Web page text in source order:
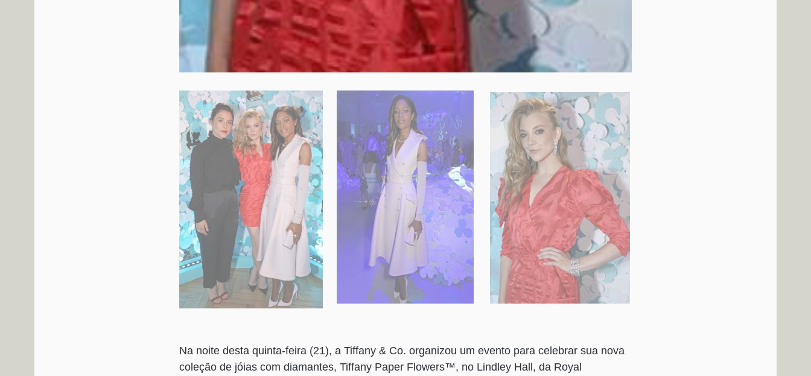
Na noite desta quinta-feira (21), a Tiffany & Co. organizou um evento para celebrar sua nova
coleção de jóias com diamantes, Tiffany Paper Flowers™, no Lindley Hall, da Royal